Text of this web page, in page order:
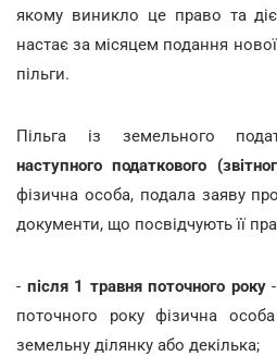
якому виникло це право та
настає за місяцем подання
пільги.
Пільга із земельного
наступного податкового
фізична особа, подала заяву
документи, що посвідчують її
- після 1 травня поточного року
поточного року фізична
земельну ділянку або декілька;